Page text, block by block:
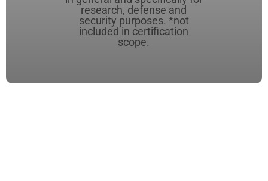
research, defense and
security purposes. *not
included in certification
scope.